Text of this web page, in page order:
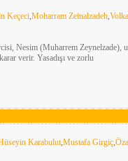
Keçeci,Moharram Zeinalzadeh,
Nesim (Muharrem Zeynelzade),
verir. Yasadışı ve zorlu
Karabulut,Mustafa Girgiç,